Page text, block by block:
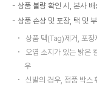
상품 불량 확인 시, 본사
상품 손상 및 포장, 택 및
상품 택(Tag)제거, 포
오염 소지가 있는 밝은
우
신발의 경우, 정품 박스